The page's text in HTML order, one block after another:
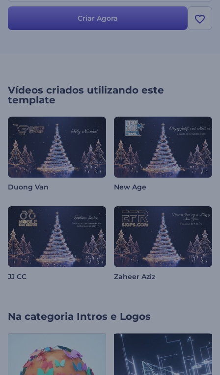
Criar Agora
Vídeos criados utilizando este
template
Duong Van New Age
JJ CC Zaheer Aziz
Na categoria Intros e Logos